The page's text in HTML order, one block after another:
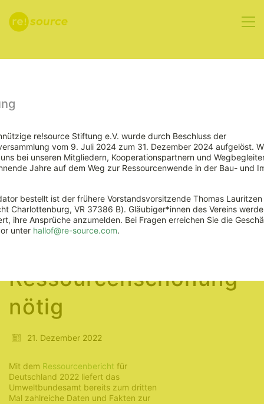
Mehr Aktivität
Ressourcenschonung
nötig
21. Dezember 2022
Mit dem Ressourcenbericht für
Deutschland 2022 liefert das
Umweltbundesamt bereits zum dritten
Mal zahlreiche Daten und Fakten zur
re!source Stiftung e.V. wurde durch Beschluss der
vom 9. Juli 2024 zum 31. Dezember 2024 aufgelöst.
bei unseren Mitgliedern, Kooperationspartnern und
Jahre auf dem Weg zur Ressourcenwende in der Bau- und
bestellt ist der frühere Vorstandsvorsitzende Thomas Lauritzen
Charlottenburg, VR 37386 B). Gläubiger*innen des Vereins
ihre Ansprüche anzumelden. Bei Fragen erreichen Sie die
unter hallof@re-source.com.